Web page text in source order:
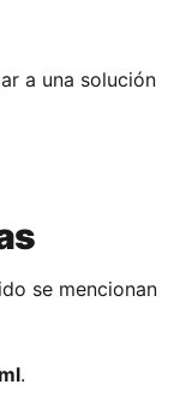
a una solución
se mencionan
.